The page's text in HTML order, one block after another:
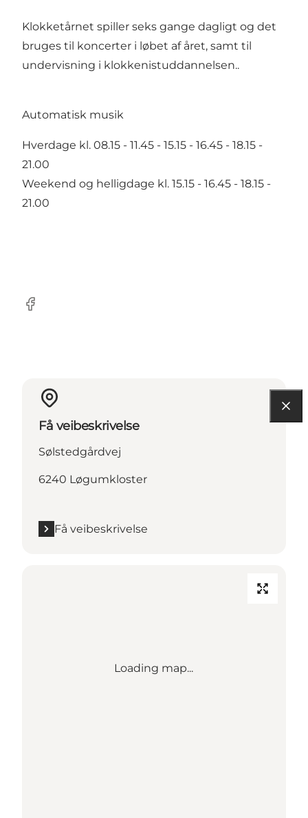
Klokketårnet spiller seks gange dagligt og det
bruges til koncerter i løbet af året, samt til
undervisning i klokkenistuddannelsen..
Automatisk musik
Hverdage kl. 08.15 - 11.45 - 15.15 - 16.45 - 18.15 -
21.00
Weekend og helligdage kl. 15.15 - 16.45 - 18.15 -
21.00
Facebook
Få veibeskrivelse
Sølstedgårdvej
6240 Løgumkloster
Få veibeskrivelse
Loading map...